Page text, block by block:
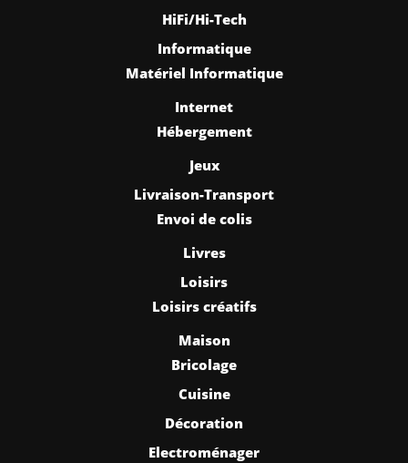
HiFi/Hi-Tech
Informatique
Matériel Informatique
Internet
Hébergement
Jeux
Livraison-Transport
Envoi de colis
Livres
Loisirs
Loisirs créatifs
Maison
Bricolage
Cuisine
Décoration
Electroménager